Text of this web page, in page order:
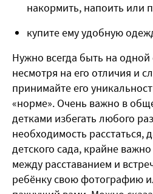
накормить, напоить или
купите ему удобную
Нужно всегда быть на
несмотря на его отличия и
принимайте его
«норме». Очень важно в
детками избегать любого
необходимость
детского сада, крайне
между расставанием и
ребёнку свою фотографию